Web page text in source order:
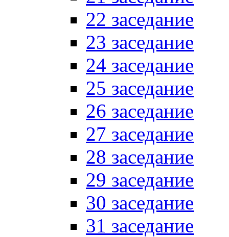
22 заседание
23 заседание
24 заседание
25 заседание
26 заседание
27 заседание
28 заседание
29 заседание
30 заседание
31 заседание